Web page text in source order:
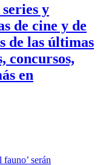
y
de cine y de
de las últimas
concursos,
en